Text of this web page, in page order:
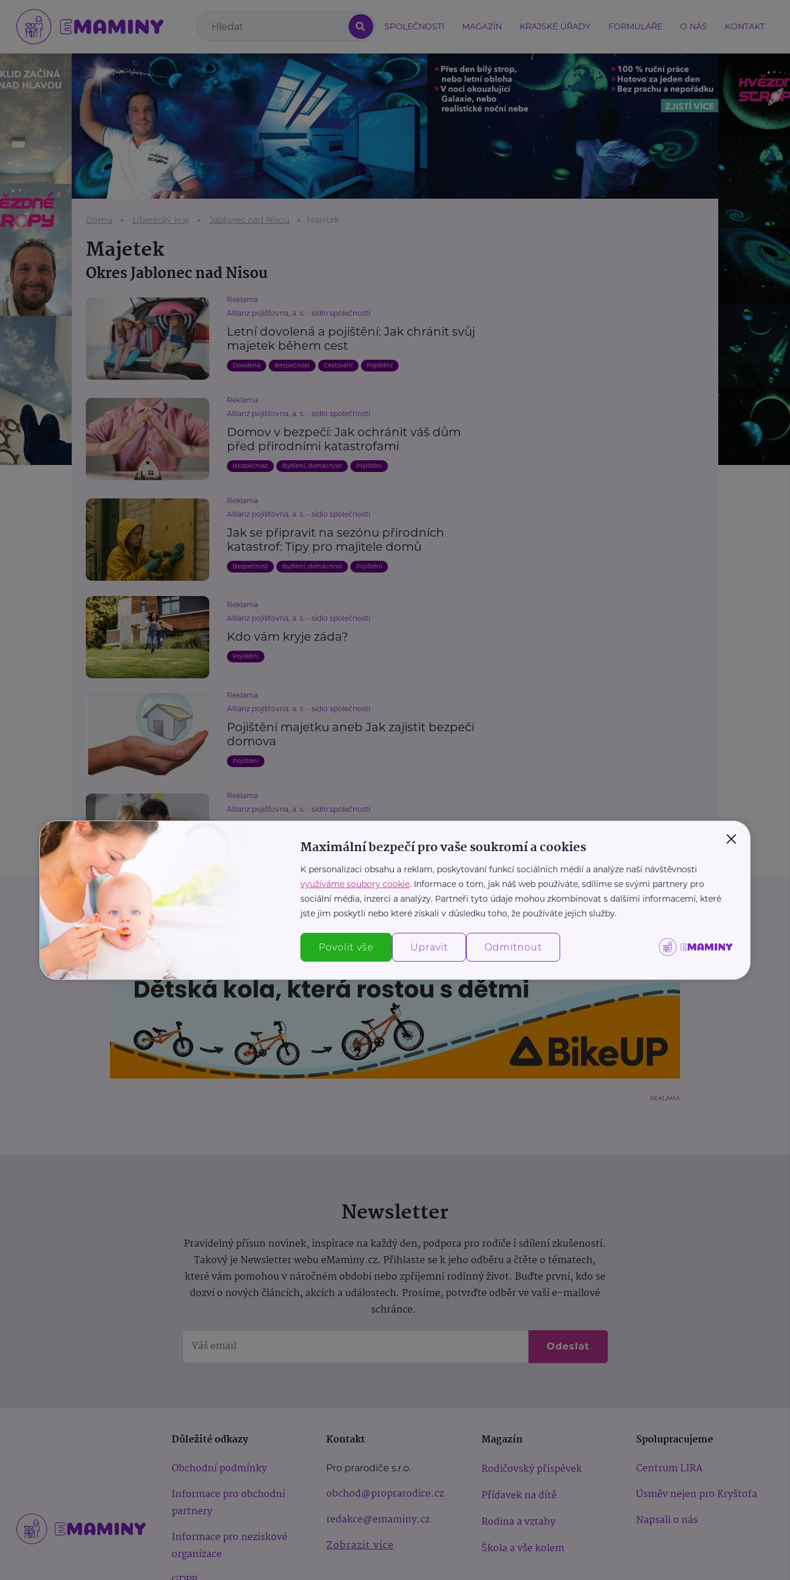
SPOLEČNOSTI MAGAZÍN KRAJSKÉ ÚŘADY FORMULÁŘE O NÁS KONTAKT
Domů Liberecký kraj Jablonec nad Nisou Majetek
Majetek
Okres Jablonec nad Nisou
Reklama
Allianz pojišťovna, a. s. - sídlo společnosti
Letní dovolená a pojištění: Jak chránit svůj
majetek během cest
Dovolená Bezpečnost Cestování Pojištění
Reklama
Allianz pojišťovna, a. s. - sídlo společnosti
Domov v bezpečí: Jak ochránit váš dům
před přírodními katastrofami
Bezpečnost Bydlení, domácnost Pojištění
Reklama
Allianz pojišťovna, a. s. - sídlo společnosti
Jak se připravit na sezónu přírodních
katastrof: Tipy pro majitele domů
Bezpečnost Bydlení, domácnost Pojištění
Reklama
Allianz pojišťovna, a. s. - sídlo společnosti
Kdo vám kryje záda?
Pojištění
Reklama
Allianz pojišťovna, a. s. - sídlo společnosti
Pojištění majetku aneb Jak zajistit bezpečí
domova
Pojištění
Reklama
Allianz pojišťovna, a. s. - sídlo společnosti
podpojištění jako zádrhel
Další články
REKLAMA
Newsletter
Pravidelný přísun novinek, inspirace na každý den, podpora pro rodiče i sdílení zkušeností.
Takový je Newsletter webu eMaminy.cz. Přihlaste se k jeho odběru a čtěte o tématech,
které vám pomohou v náročném období nebo zpříjemní rodinný život. Buďte první, kdo se
dozví o nových článcích, akcích a událostech. Prosíme, potvrďte odběr ve vaší e-mailové
schránce.
Odeslat
Důležité odkazy
Obchodní podmínky
Informace pro obchodní
partnery
Informace pro neziskové
organizace
Kontakt
Pro prarodiče s.r.o.
obchod@proprarodice.cz
redakce@emaminy.cz
Zobrazit více
Magazín
Rodičovský příspěvek
Přídavek na dítě
Rodina a vztahy
Škola a vše kolem
Spolupracujeme
Centrum LIRA
Úsměv nejen pro Kryštofa
Napsali o nás
×
Maximální bezpečí pro vaše soukromí a cookies
K personalizaci obsahu a reklam, poskytování funkcí sociálních médií a analýze naší návštěvnosti
využíváme soubory cookie. Informace o tom, jak náš web používáte, sdílíme se svými partnery pro
sociální média, inzerci a analýzy. Partneři tyto údaje mohou zkombinovat s dalšími informacemi, které
jste jim poskytli nebo které získali v důsledku toho, že používáte jejich služby.
Povolit vše Upravit Odmítnout